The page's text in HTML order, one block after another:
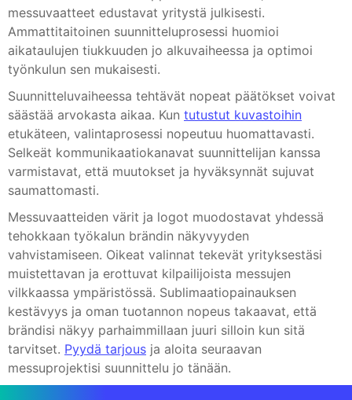
messuvaatteet edustavat yritystä julkisesti.
Ammattitaitoinen suunnitteluprosessi huomioi
aikataulujen tiukkuuden jo alkuvaiheessa ja optimoi
työnkulun sen mukaisesti.
Suunnitteluvaiheessa tehtävät nopeat päätökset voivat
säästää arvokasta aikaa. Kun tutustut kuvastoihin
etukäteen, valintaprosessi nopeutuu huomattavasti.
Selkeät kommunikaatiokanavat suunnittelijan kanssa
varmistavat, että muutokset ja hyväksynnät sujuvat
saumattomasti.
Messuvaatteiden värit ja logot muodostavat yhdessä
tehokkaan työkalun brändin näkyvyyden
vahvistamiseen. Oikeat valinnat tekevät yrityksestäsi
muistettavan ja erottuvat kilpailijoista messujen
vilkkaassa ympäristössä. Sublimaatiopainauksen
kestävyys ja oman tuotannon nopeus takaavat, että
brändisi näkyy parhaimmillaan juuri silloin kun sitä
tarvitset. Pyydä tarjous ja aloita seuraavan
messuprojektisi suunnittelu jo tänään.